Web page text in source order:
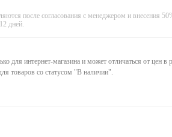
после согласования с менеджером и внесения
дней.
для интернет-магазина и может отличаться от цен в
товаров со статусом "В наличии".